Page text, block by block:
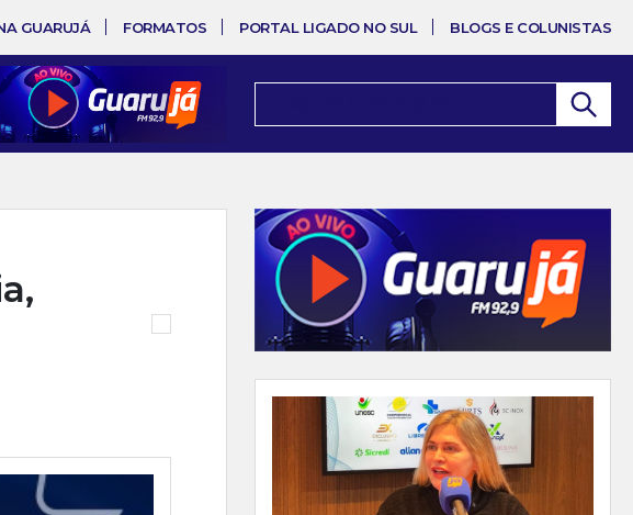
GUARUJÁ FORMATOS PORTAL LIGADO NO SUL BLOGS E COLUNISTAS